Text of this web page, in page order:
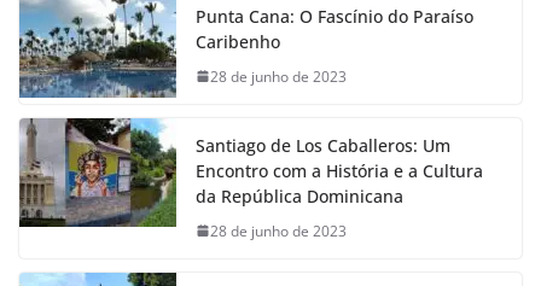
Punta Cana: O Fascínio do Paraíso
Caribenho
28 de junho de 2023
Santiago de Los Caballeros: Um
Encontro com a História e a Cultura
da República Dominicana
28 de junho de 2023